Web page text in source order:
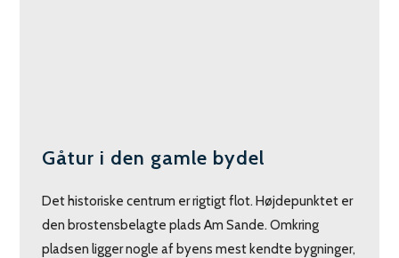
Gåtur i den gamle bydel
Det historiske centrum er rigtigt flot. Højdepunktet er
den brostensbelagte plads Am Sande. Omkring
pladsen ligger nogle af byens mest kendte bygninger,